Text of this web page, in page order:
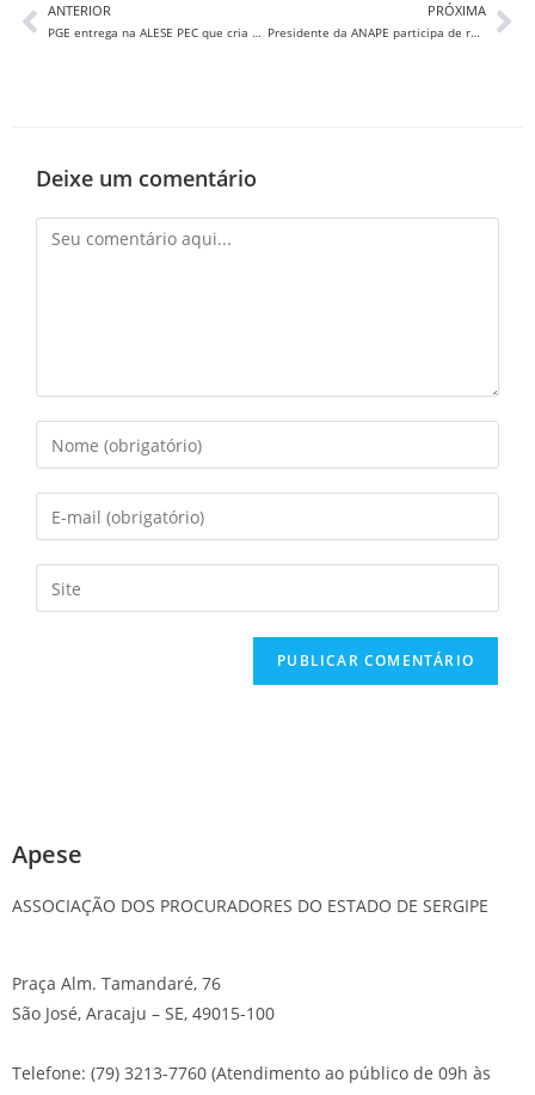
ANTERIOR
PGE entrega na ALESE PEC que cria oficialmente a Polícia Penal em Sergipe
PRÓXIMA
Presidente da ANAPE participa de reunião no Senado para tratar sobre a PEC Emergencial
Deixe um comentário
Apese
ASSOCIAÇÃO DOS PROCURADORES DO ESTADO DE SERGIPE
Praça Alm. Tamandaré, 76
São José, Aracaju – SE, 49015-100
Telefone: (79) 3213-7760 (Atendimento ao público de 09h às